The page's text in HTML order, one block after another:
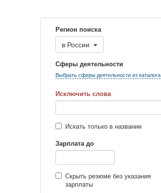
Регион поиска
в России
Сферы деятельности
Выбрать сферы деятельности из каталога
Исключить слова
Искать только в названии
Зарплата до
Скрыть резюме без указания
зарплаты